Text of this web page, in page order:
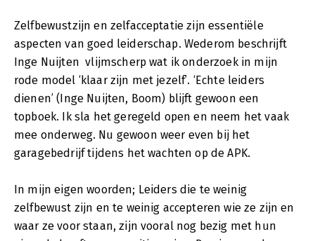
Zelfbewustzijn en zelfacceptatie zijn essentiële
aspecten van goed leiderschap. Wederom beschrijft
Inge Nuijten vlijmscherp wat ik onderzoek in mijn
rode model ‘klaar zijn met jezelf’. ‘Echte leiders
dienen’ (Inge Nuijten, Boom) blijft gewoon een
topboek. Ik sla het geregeld open en neem het vaak
mee onderweg. Nu gewoon weer even bij het
garagebedrijf tijdens het wachten op de APK.
In mijn eigen woorden; Leiders die te weinig
zelfbewust zijn en te weinig accepteren wie ze zijn en
waar ze voor staan, zijn vooral nog bezig met hun